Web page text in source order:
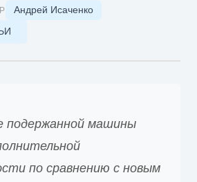
Андрей Исаченко
подержанной машины
по сравнению с новым